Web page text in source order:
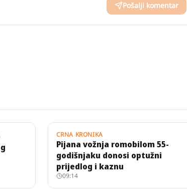
Pošalji komentar
CRNA KRONIKA
Pijana vožnja romobilom 55-
godišnjaku donosi optužni
prijedlog i kaznu
09:14